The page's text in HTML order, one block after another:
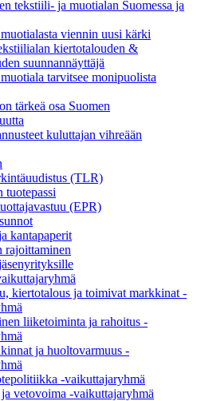
tekstiili- ja muotialan Suomessa ja
viennin uusi kärki
kiertotalouden &
suunnannäyttäjä
tarvitsee monipuolista
tärkeä osa Suomen
kuluttajan vihreään
(TLR)
tuotepassi
(EPR)
kantapaperit
rajoittaminen
kiertotalous ja toimivat markkinat -
liiketoiminta ja rahoitus -
ja huoltovarmuus -
-vaikuttajaryhmä
vetovoima -vaikuttajaryhmä